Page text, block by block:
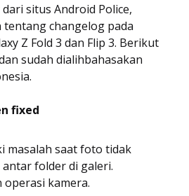
situs Android Police,
tentang changelog pada
Z Fold 3 dan Flip 3. Berikut
sudah dialihbahasakan
fixed
masalah saat foto tidak
folder di galeri.
operasi kamera.